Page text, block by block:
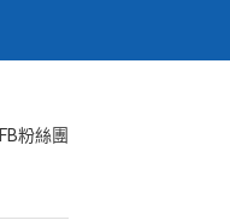
FB粉絲團